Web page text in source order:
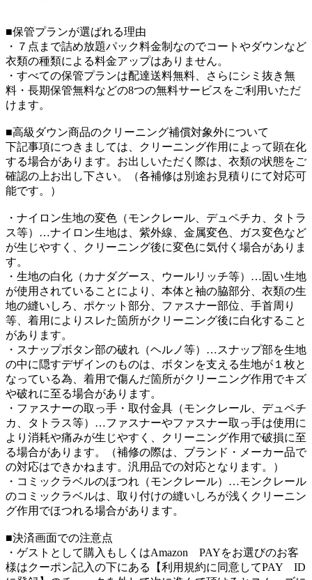
■保管プランが選ばれる理由
・７点まで詰め放題パック料金制なのでコートやダウンなど
衣類の種類による料金アップはありません。
・すべての保管プランは配達送料無料、さらにシミ抜き無
料・長期保管無料などの8つの無料サービスをご利用いただ
けます。
■高級ダウン商品のクリーニング補償対象外について
下記事項につきましては、クリーニング作用によって顕在化
する場合があります。お出しいただく際は、衣類の状態をご
確認の上お出し下さい。（各補修は別途お見積りにて対応可
能です。）
・ナイロン生地の変色（モンクレール、デュペチカ、タトラ
ス等）…ナイロン生地は、紫外線、金属変色、ガス変色など
が生じやすく、クリーニング後に変色に気付く場合がありま
す。
・生地の白化（カナダグース、ウールリッチ等）…固い生地
が使用されていることにより、本体と袖の脇部分、衣類の生
地の縫いしろ、ポケット部分、ファスナー部位、手首周り
等、着用によりスレた箇所がクリーニング後に白化すること
があります。
・スナップボタン部の破れ（ヘルノ等）…スナップ部を生地
の中に隠すデザインのものは、ボタンを支える生地が１枚と
なっている為、着用で傷んだ箇所がクリーニング作用でキズ
や破れに至る場合があります。
・ファスナーの取っ手・取付金具（モンクレール、デュペチ
カ、タトラス等）…ファスナーやファスナー取っ手は使用に
より消耗や痛みが生じやすく、クリーニング作用で破損に至
る場合があります。（補修の際は、ブランド・メーカー品で
の対応はできかねます。汎用品での対応となります。）
・コミックラベルのほつれ（モンクレール）…モンクレール
のコミックラベルは、取り付けの縫いしろが浅くクリーニン
グ作用でほつれる場合があります。
■決済画面での注意点
・ゲストとして購入もしくはAmazon PAYをお選びのお客
様はクーポン記入の下にある【利用規約に同意してPAY ID